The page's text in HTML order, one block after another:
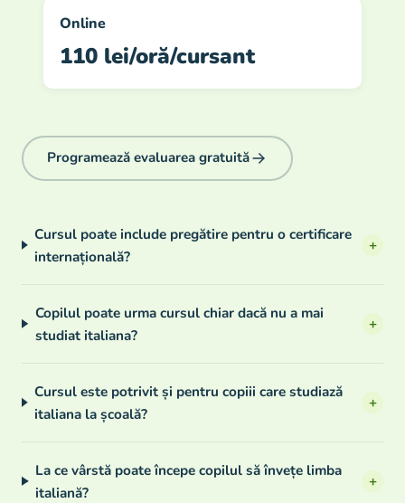
Online
110 lei/oră/cursant
Programează evaluarea gratuită
Cursul poate include pregătire pentru o certificare
internațională?
+
Copilul poate urma cursul chiar dacă nu a mai
studiat italiana?
+
Cursul este potrivit și pentru copiii care studiază
italiana la școală?
+
La ce vârstă poate începe copilul să învețe limba
italiană?
+